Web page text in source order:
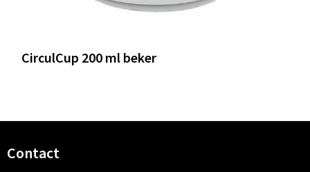
CirculCup 200 ml beker
Contact